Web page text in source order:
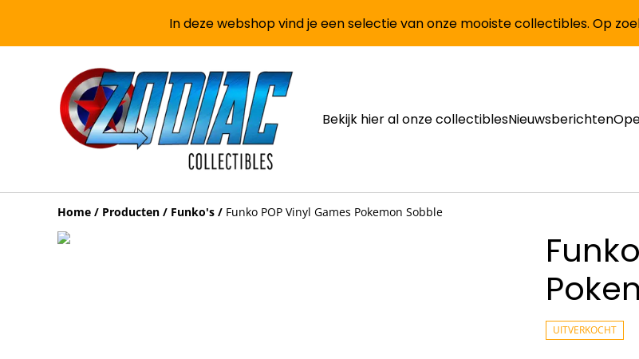
In deze webshop vind je een selectie van onze mooiste collectibles. Op
Bekijk hier al onze collectiblesNieuwsberichten
Home / Producten / Funko's / Funko POP Vinyl Games Pokemon Sobble
UITVERKOCHT